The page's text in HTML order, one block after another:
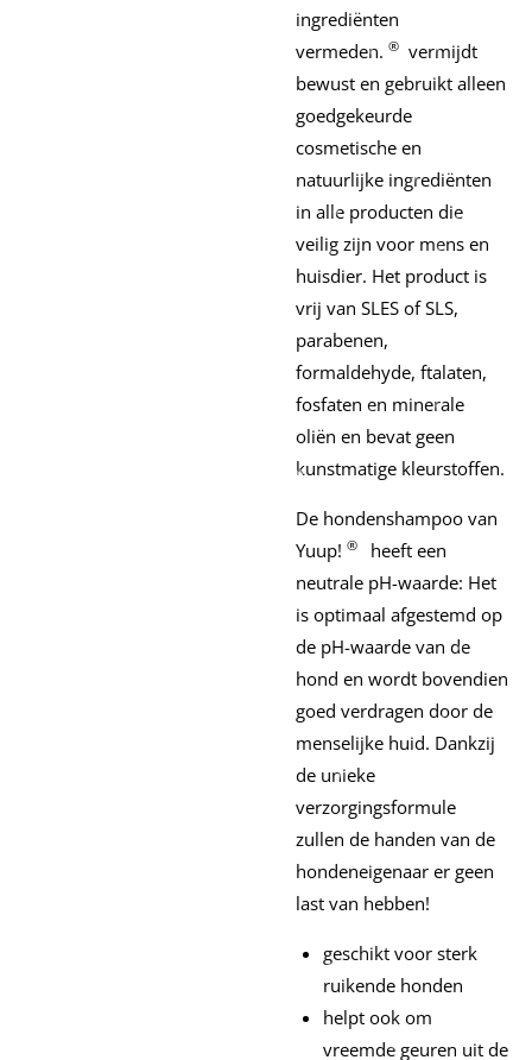
ingrediënten
vermeden. ® vermijdt
bewust en gebruikt alleen
goedgekeurde
cosmetische en
natuurlijke ingrediënten
in alle producten die
veilig zijn voor mens en
huisdier. Het product is
vrij van SLES of SLS,
parabenen,
formaldehyde, ftalaten,
fosfaten en minerale
oliën en bevat geen
kunstmatige kleurstoffen.
De hondenshampoo van
Yuup! ®
heeft een
neutrale pH-waarde: Het
is optimaal afgestemd op
de pH-waarde van de
hond en wordt bovendien
goed verdragen door de
menselijke huid. Dankzij
de unieke
verzorgingsformule
zullen de handen van de
hondeneigenaar er geen
last van hebben!
geschikt voor sterk
ruikende honden
helpt ook om
vreemde geuren uit de